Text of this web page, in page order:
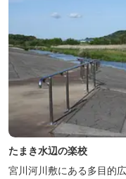
たまき水辺の楽校
宮川河川敷にある多目的